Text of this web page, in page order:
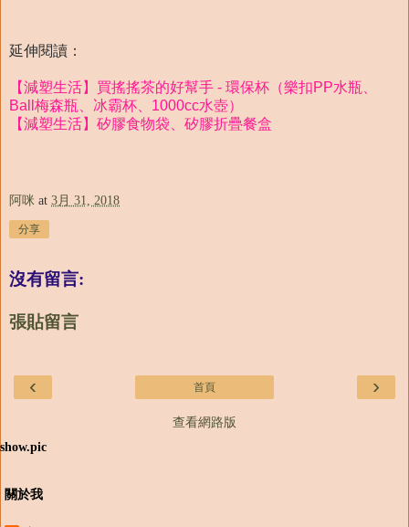
延伸閱讀：
【減塑生活】買搖搖茶的好幫手 - 環保杯（樂扣PP水瓶、
Ball梅森瓶、冰霸杯、1000cc水壺）
【減塑生活】矽膠食物袋、矽膠折疊餐盒
阿咪 at 3月 31, 2018
分享
沒有留言:
張貼留言
‹ ›
首頁
查看網路版
show.pic
關於我